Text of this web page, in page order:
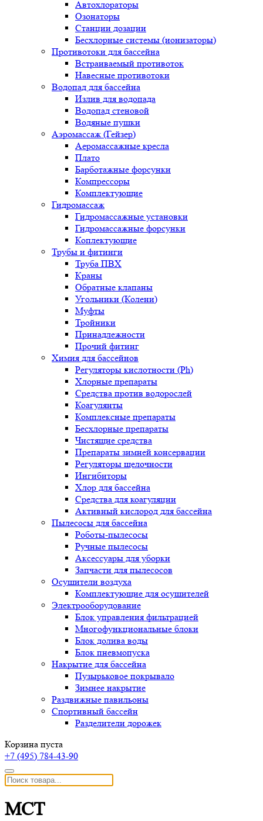
Автохлораторы
Озонаторы
Станции дозации
Бесхлорные системы (ионизаторы)
Противотоки для бассейна
Встраиваемый противоток
Навесные противотоки
Водопад для бассейна
Излив для водопада
Водопад стеновой
Водяные пушки
Аэромассаж (Гейзер)
Аеромассажные кресла
Плато
Барботажные форсунки
Компрессоры
Комплектующие
Гидромассаж
Гидромассажные установки
Гидромассажные форсунки
Коплектующие
Трубы и фитинги
Труба ПВХ
Краны
Обратные клапаны
Угольники (Колени)
Муфты
Тройники
Принадлежности
Прочий фитинг
Химия для бассейнов
Регуляторы кислотности (Ph)
Хлорные препараты
Средства против водорослей
Коагулянты
Комплексные препараты
Бесхлорные препараты
Чистящие средства
Препараты зимней консервации
Регуляторы щелочности
Ингибиторы
Хлор для бассейна
Средства для коагуляции
Активный кислород для бассейна
Пылесосы для бассейна
Роботы-пылесосы
Ручные пылесосы
Аксессуары для уборки
Запчасти для пылесосов
Осушители воздуха
Комплектующие для осушителей
Электрооборудование
Блок управления фильтрацией
Многофункциональные блоки
Блок долива воды
Блок пневмопуска
Накрытие для бассейна
Пузырьковое покрывало
Зимнее накрытие
Раздвижные павильоны
Спортивный бассейн
Разделители дорожек
Корзина пуста
+7 (495) 784-43-90
MCT